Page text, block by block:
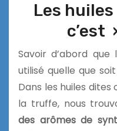
Les
c’est
Savoir d’abord
utilisé quelle que
Dans les huiles
la truffe, nous
des arômes de